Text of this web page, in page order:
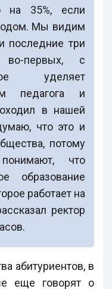
на 35%, если
Мы видим
последние три
первых, с
уделяет
педагога и
в нашей
что это и
потому
что
образование
работает на
ректор
абитуриентов, в
еще говорят о